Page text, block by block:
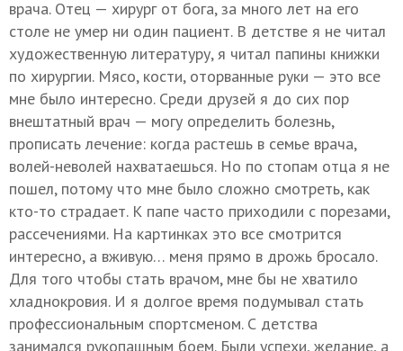
врача. Отец — хирург от бога, за много лет на его
столе не умер ни один пациент. В детстве я не читал
художественную литературу, я читал папины книжки
по хирургии. Мясо, кости, оторванные руки — это все
мне было интересно. Среди друзей я до сих пор
внештатный врач — могу определить болезнь,
прописать лечение: когда растешь в семье врача,
волей-неволей нахватаешься. Но по стопам отца я не
пошел, потому что мне было сложно смотреть, как
кто-то страдает. К папе часто приходили с порезами,
рассечениями. На картинках это все смотрится
интересно, а вживую… меня прямо в дрожь бросало.
Для того чтобы стать врачом, мне бы не хватило
хладнокровия. И я долгое время подумывал стать
профессиональным спортсменом. С детства
занимался рукопашным боем. Были успехи, желание, а